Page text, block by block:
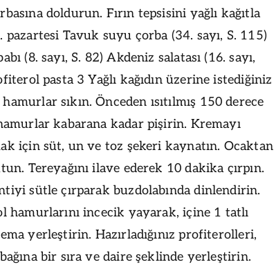
doldurun. Fırın tepsisini yağlı kağıtla
pazartesi Tavuk suyu çorba (34. sayı, S. 115)
(8. sayı, S. 82) Akdeniz salatası (16. sayı,
pasta 3 Yağlı kağıdın üzerine istediğiniz
sıkın. Önceden ısıtılmış 150 derece
kabarana kadar pişirin. Kremayı
için süt, un ve toz şekeri kaynatın. Ocaktan
Tereyağını ilave ederek 10 dakika çırpın.
sütle çırparak buzdolabında dinlendirin.
hamurlarını incecik yayarak, içine 1 tatlı
yerleştirin. Hazırladığınız profiterolleri,
bir sıra ve daire şeklinde yerleştirin.